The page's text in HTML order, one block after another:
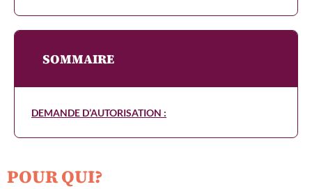
POUR QUI?
SOMMAIRE
DEMANDE D’AUTORISATION :